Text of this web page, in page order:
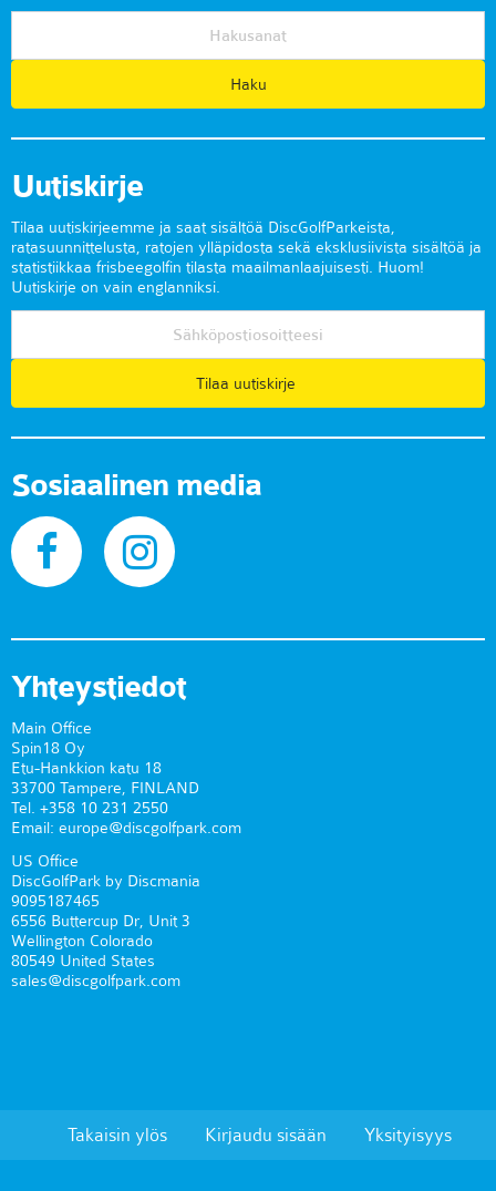
Uutiskirje
Tilaa uutiskirjeemme ja saat sisältöä DiscGolfParkeista,
ratasuunnittelusta, ratojen ylläpidosta sekä eksklusiivista sisältöä ja
statistiikkaa frisbeegolfin tilasta maailmanlaajuisesti. Huom!
Uutiskirje on vain englanniksi.
Tilaa uutiskirje
Sosiaalinen media
Yhteystiedot
Main Office
Spin18 Oy
Etu-Hankkion katu 18
33700 Tampere, FINLAND
Tel. +358 10 231 2550
Email: europe@discgolfpark.com
US Office
DiscGolfPark by Discmania
9095187465
6556 Buttercup Dr, Unit 3
Wellington Colorado
80549 United States
sales@discgolfpark.com
Takaisin ylös Kirjaudu sisään Yksityisyys